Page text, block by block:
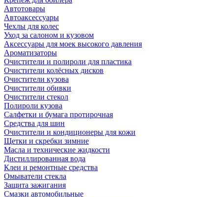
Автотовары
Автоаксессуары
Чехлы для колес
Уход за салоном и кузовом
Аксессуары для моек высокого давления
Ароматизаторы
Очистители и полироли для пластика
Очистители колёсных дисков
Очистители кузова
Очистители обивки
Очистители стекол
Полироли кузова
Салфетки и бумага протирочная
Средства для шин
Очистители и кондиционеры для кожи
Щетки и скребки зимние
Масла и технические жидкости
Дистиллированная вода
Клеи и ремонтные средства
Омыватели стекла
Защита зажигания
Смазки автомобильные